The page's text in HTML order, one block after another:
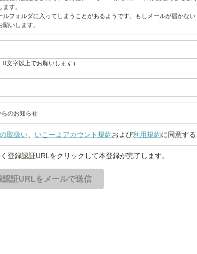
す。
フォルダに入ってしまうことがあるようです。もしメールが届かない
いします。
8文字以上でお願いします）
らのお知らせ
取扱い、 いこーよアカウント規約および利用規約に同意する
登録認証URLをクリックして本登録が完了します。